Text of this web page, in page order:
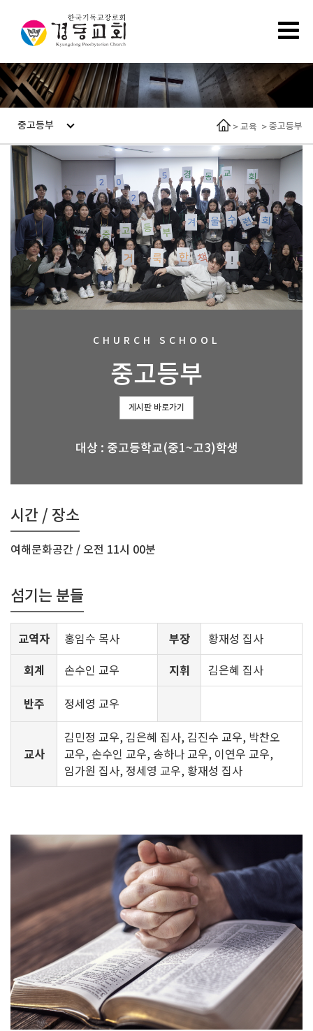
중고등부 >교육 >중고등부
CHURCH SCHOOL
중고등부
게시판 바로가기
대상 : 중고등학교(중1~고3)학생
시간 / 장소
여해문화공간 / 오전 11시 00분
섬기는 분들
교역자 홍임수 목사 부장
황재성 집사
회계
손수인 교우 지휘
김은혜 집사
반주
정세영 교우
교사
김민정 교우, 김은혜 집사, 김진수 교우, 박찬오
교우, 손수인 교우, 송하나 교우, 이연우 교우,
임가원 집사, 정세영 교우, 황재성 집사